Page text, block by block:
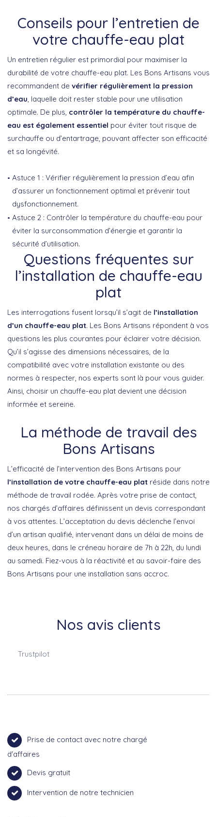
Conseils pour l’entretien de
votre chauffe-eau plat
Un entretien régulier est primordial pour maximiser la
durabilité de votre chauffe-eau plat. Les Bons Artisans vous
recommandent de vérifier régulièrement la pression
d’eau , laquelle doit rester stable pour une utilisation
optimale. De plus, contrôler la température du chauffe-
eau est également essentiel pour éviter tout risque de
surchauffe ou d’entartrage, pouvant affecter son efficacité
et sa longévité.
Astuce 1 : Vérifier régulièrement la pression d’eau afin
d’assurer un fonctionnement optimal et prévenir tout
dysfonctionnement.
Astuce 2 : Contrôler la température du chauffe-eau pour
éviter la surconsommation d’énergie et garantir la
sécurité d’utilisation.
Questions fréquentes sur
l’installation de chauffe-eau
plat
Les interrogations fusent lorsqu’il s’agit de l’installation
d’un chauffe-eau plat. Les Bons Artisans répondent à vos
questions les plus courantes pour éclairer votre décision.
Qu’il s’agisse des dimensions nécessaires, de la
compatibilité avec votre installation existante ou des
normes à respecter, nos experts sont là pour vous guider.
Ainsi, choisir un chauffe-eau plat devient une décision
informée et sereine.
La méthode de travail des
Bons Artisans
L’efficacité de l’intervention des Bons Artisans pour
l’installation de votre chauffe-eau plat réside dans notre
méthode de travail rodée. Après votre prise de contact,
nos chargés d’affaires définissent un devis correspondant
à vos attentes. L’acceptation du devis déclenche l’envoi
d’un artisan qualifié, intervenant dans un délai de moins de
deux heures, dans le créneau horaire de 7h à 22h, du lundi
au samedi. Fiez-vous à la réactivité et au savoir-faire des
Bons Artisans pour une installation sans accroc.
Nos avis clients
Trustpilot
Prise de contact avec notre chargé
d'affaires
Devis gratuit
Intervention de notre technicien